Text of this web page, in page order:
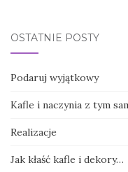
OSTATNIE POSTY
Podaruj wyjątkowy
Kafle i naczynia z tym
Realizacje
Jak kłaść kafle i dekory…